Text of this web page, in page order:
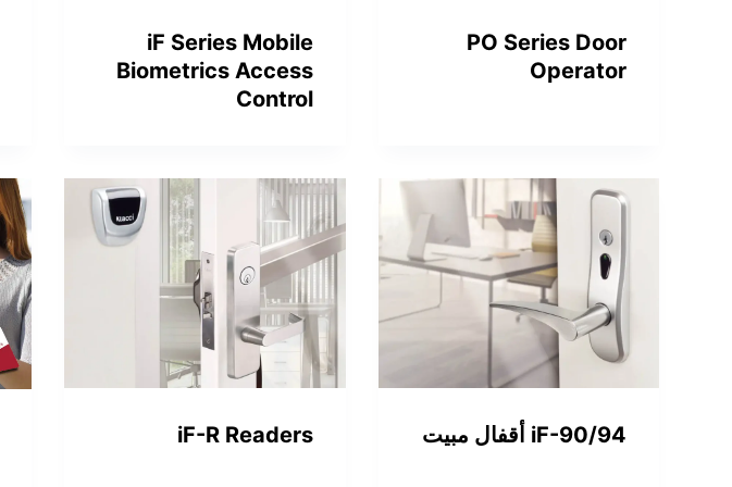
PO Series Door
Operator
iF Series Mobile
Biometrics Access
Control
iF-90/94 أقفال مبيت iF-R Readers